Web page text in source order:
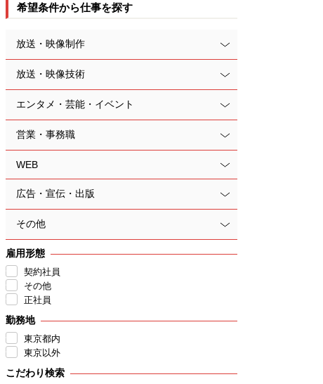
希望条件から仕事を探す
放送・映像制作
放送・映像技術
エンタメ・芸能・イベント
営業・事務職
WEB
広告・宣伝・出版
その他
雇用形態
契約社員
その他
正社員
勤務地
東京都内
東京以外
こだわり検索